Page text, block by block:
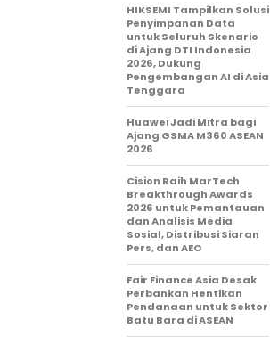
HIKSEMI Tampilkan Solusi
Penyimpanan Data
untuk Seluruh Skenario
di Ajang DTI Indonesia
2026, Dukung
Pengembangan AI di Asia
Tenggara
Huawei Jadi Mitra bagi
Ajang GSMA M360 ASEAN
2026
Cision Raih MarTech
Breakthrough Awards
2026 untuk Pemantauan
dan Analisis Media
Sosial, Distribusi Siaran
Pers, dan AEO
Fair Finance Asia Desak
Perbankan Hentikan
Pendanaan untuk Sektor
Batu Bara di ASEAN